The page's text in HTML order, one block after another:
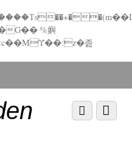
졾
Menu
Scroll
down